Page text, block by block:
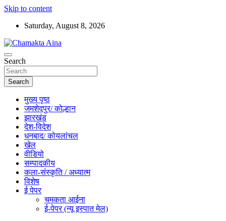
Skip to content
Saturday, August 8, 2026
Chamakta Aina
Hindi News Paper – Jharkhand
Search
Search
मुख्य पृष्ठ
जमशेदपुर/ कोल्हान
झारखंड
देश-विदेश
धनबाद/ कोयलांचल
खेल
वीडियो
सम्पादकीय
कला-संस्कृति / अध्यात्म
विशेष
ई पेपर
चमकता आईना
ई-पेपर (न्यू इस्पात मेल)